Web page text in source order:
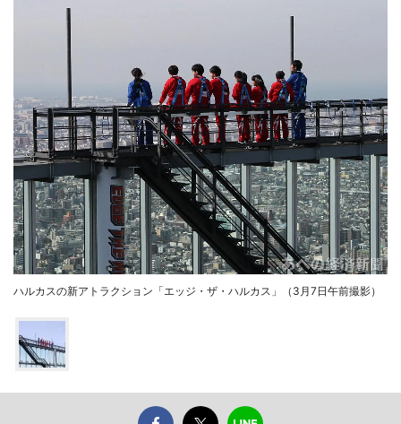
ハルカスの新アトラクション「エッジ・ザ・ハルカス」（3月7日午前撮影）